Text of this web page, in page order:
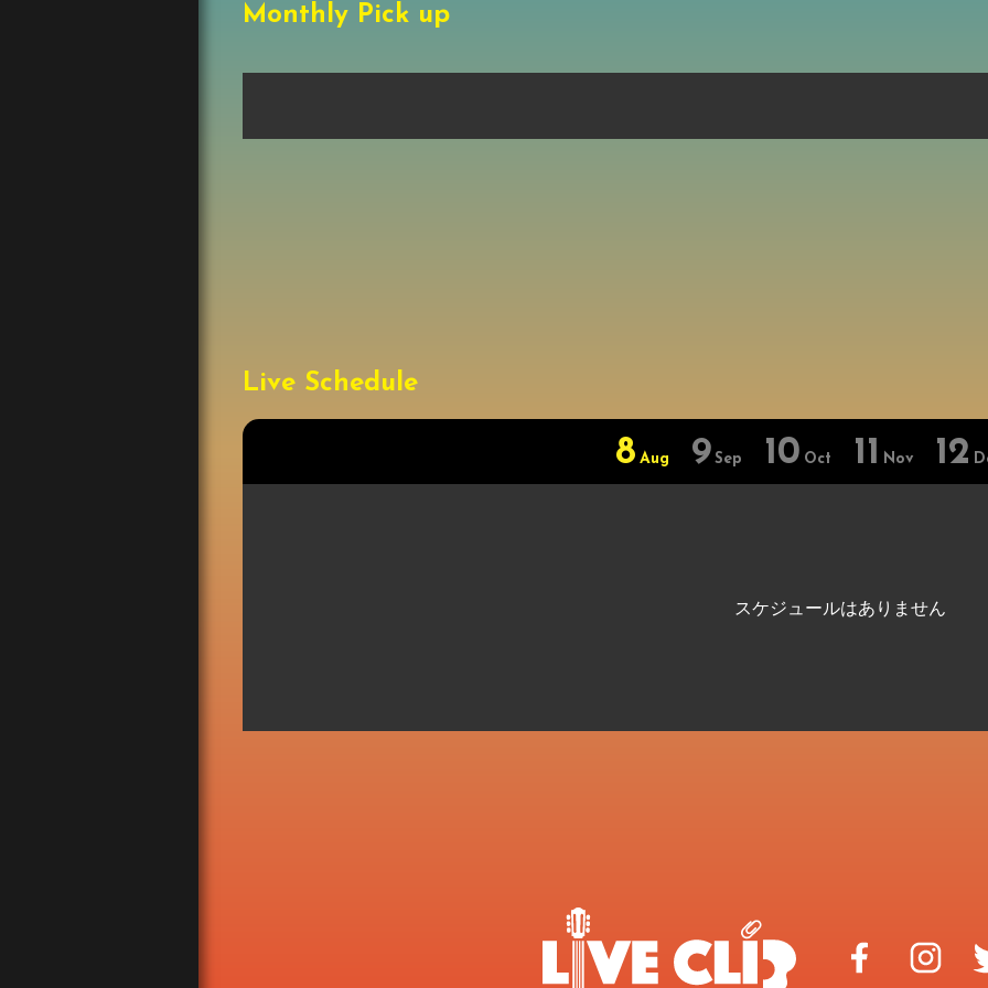
Monthly Pick up
Live Schedule
8 Aug 9 Sep 10 Oct 11 Nov 12
スケジュールはありません